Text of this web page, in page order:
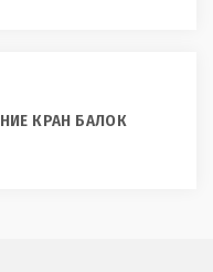
КРАН БАЛОК